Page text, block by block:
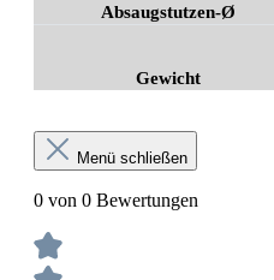
Absaugstutzen-Ø
Gewicht
Menü schließen
0 von 0 Bewertungen